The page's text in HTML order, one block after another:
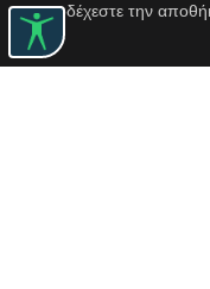
αποδέχεστε την